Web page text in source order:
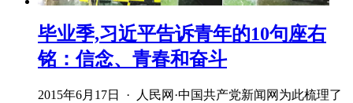
毕业季,习近平告诉青年的10句座右
铭：信念、青春和奋斗
2015年6月17日 · 人民网·中国共产党新闻网为此梳理了